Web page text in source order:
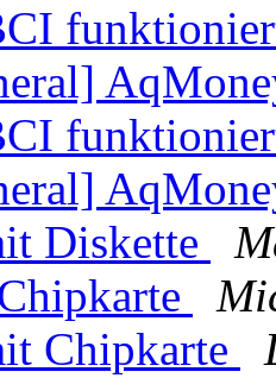
Diskette
Chipkarte